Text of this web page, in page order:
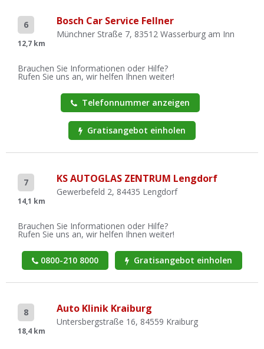
6
12,7 km
Bosch Car Service Fellner
Münchner Straße 7, 83512 Wasserburg am Inn
Brauchen Sie Informationen oder Hilfe?
Rufen Sie uns an, wir helfen Ihnen weiter!
Telefonnummer anzeigen
Gratisangebot einholen
7
14,1 km
KS AUTOGLAS ZENTRUM Lengdorf
Gewerbefeld 2, 84435 Lengdorf
Brauchen Sie Informationen oder Hilfe?
Rufen Sie uns an, wir helfen Ihnen weiter!
0800-210 8000 Gratisangebot einholen
8
18,4 km
Auto Klinik Kraiburg
Untersbergstraße 16, 84559 Kraiburg